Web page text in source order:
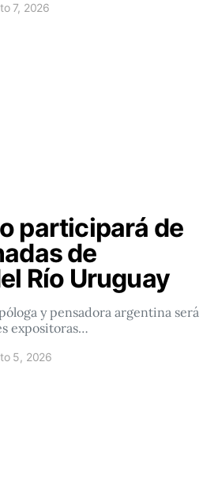
7, 2026
participará de
de
Río Uruguay
y pensadora argentina será
expositoras…
5, 2026